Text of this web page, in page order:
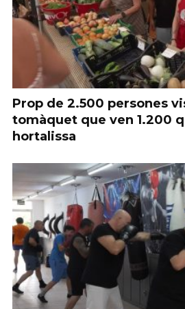
Prop de 2.500 persones
tomàquet que ven 1.200
hortalissa